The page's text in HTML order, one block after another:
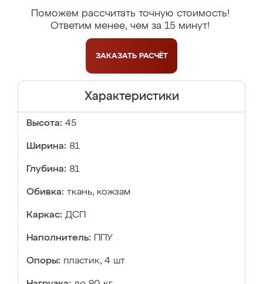
Поможем рассчитать точную стоимость!
Ответим менее, чем за 15 минут!
ЗАКАЗАТЬ РАСЧЁТ
Характеристики
Высота: 45
Ширина: 81
Глубина: 81
Обивка: ткань, кожзам
Каркас: ДСП
Наполнитель: ППУ
Опоры: пластик, 4 шт